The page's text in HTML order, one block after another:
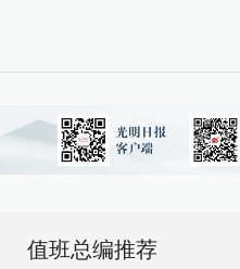
值班总编推荐